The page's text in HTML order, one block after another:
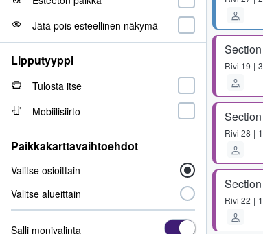
Rivi 19
Rivi 28
Rivi 22
Jätä pois esteellinen näkymä
Lipputyyppi
Tulosta itse
Mobiilisiirto
Paikkakarttavaihtoehdot
Valitse osioittain
Valitse alueittain
Salli monivalinta